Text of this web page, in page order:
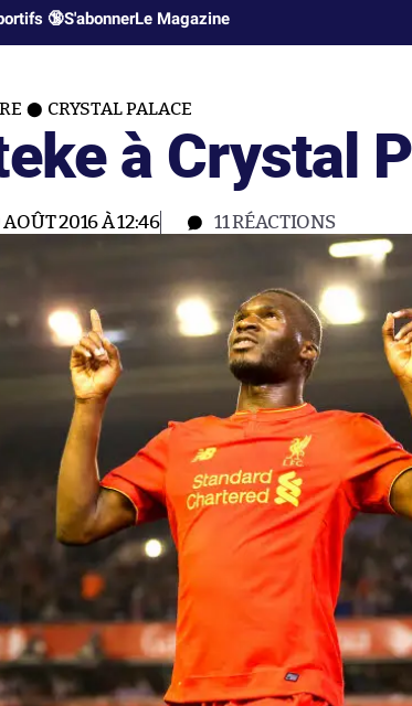
🔞S'abonnerLe Magazine
CRYSTAL PALACE
à Crystal
2016 À 12:46 11RÉACTIONS